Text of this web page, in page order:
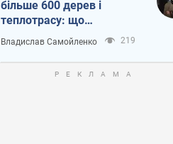
більше 600 дерев і
теплотрасу: що
відбувається на Теремках
у Києві
Владислав Самойленко 219